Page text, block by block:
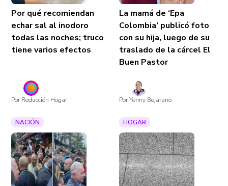
Por qué recomiendan
echar sal al inodoro
todas las noches; truco
tiene varios efectos
Por Redacción Hogar
La mamá de ‘Epa
Colombia’ publicó foto
con su hija, luego de su
traslado de la cárcel El
Buen Pastor
Por Yenny Bejarano
NACIÓN HOGAR